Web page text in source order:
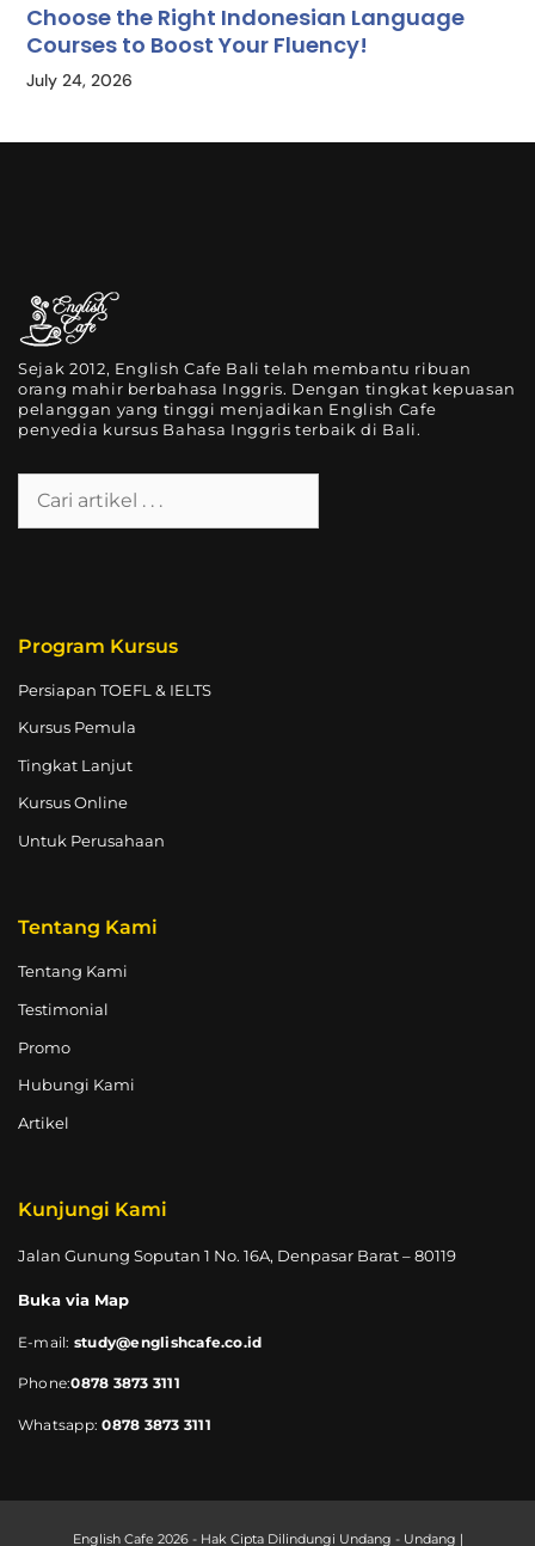
Choose the Right Indonesian Language
Courses to Boost Your Fluency!
July 24, 2026
Sejak 2012, English Cafe Bali telah membantu ribuan
orang mahir berbahasa Inggris. Dengan tingkat kepuasan
pelanggan yang tinggi menjadikan English Cafe
penyedia kursus Bahasa Inggris terbaik di Bali.
Program Kursus
Persiapan TOEFL & IELTS
Kursus Pemula
Tingkat Lanjut
Kursus Online
Untuk Perusahaan
Tentang Kami
Tentang Kami
Testimonial
Promo
Hubungi Kami
Artikel
Kunjungi Kami
Jalan Gunung Soputan 1 No. 16A, Denpasar Barat – 80119
Buka via Map
E-mail: study@englishcafe.co.id
Phone:0878 3873 3111
Whatsapp:0878 3873 3111
English Cafe 2026 - Hak Cipta Dilindungi Undang - Undang |